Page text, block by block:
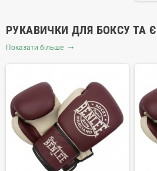
РУКАВИЧКИ ДЛЯ БОКСУ ТА
Показати більше trending_flat